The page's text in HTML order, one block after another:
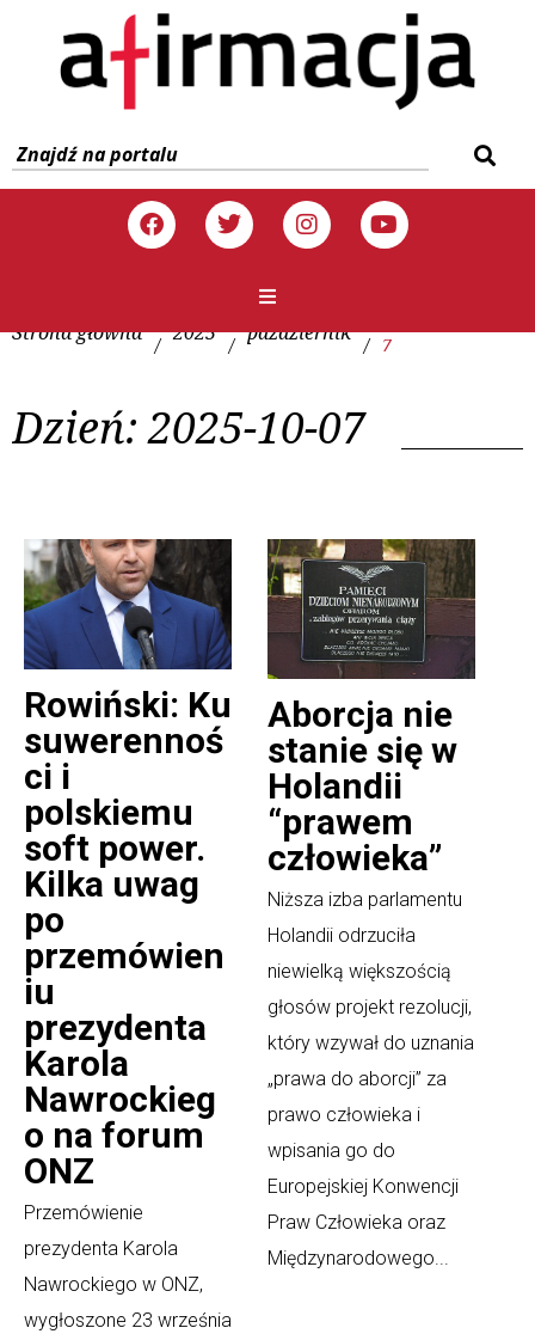
Strona główna / 2025 / październik / 7
Dzień:2025-10-07
Rowiński: Ku
suwerennoś
ci i
polskiemu
soft power.
Kilka uwag
po
przemówien
iu
prezydenta
Karola
Nawrockieg
o na forum
ONZ
Przemówienie
prezydenta Karola
Nawrockiego w ONZ,
wygłoszone 23 września
Aborcja nie
stanie się w
Holandii
“prawem
człowieka”
Niższa izba parlamentu
Holandii odrzuciła
niewielką większością
głosów projekt rezolucji,
który wzywał do uznania
„prawa do aborcji” za
prawo człowieka i
wpisania go do
Europejskiej Konwencji
Praw Człowieka oraz
Międzynarodowego...